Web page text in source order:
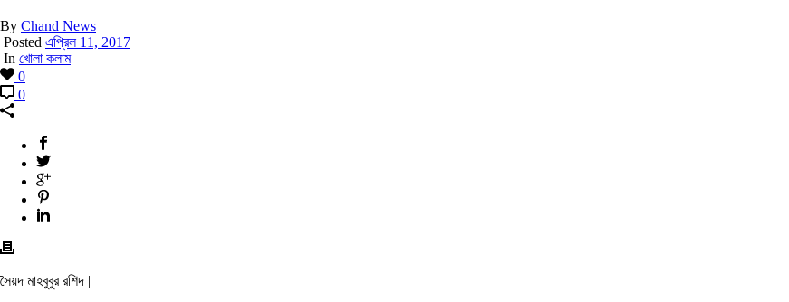
By Chand News
Posted এপ্রিল 11, 2017
In খোলা কলাম
0
0
সৈয়দ মাহবুবুর রশিদ |